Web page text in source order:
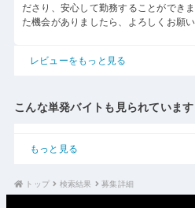
ださり、安心して勤務することができ
た機会がありましたら、よろしくお願い
レビューをもっと見る
こんな単発バイトも見られています
もっと見る
トップ 検索結果 募集詳細